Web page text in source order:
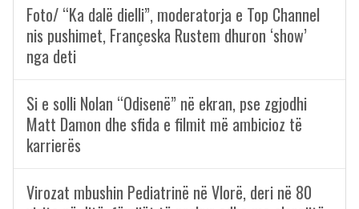
Foto/ “Ka dalë dielli”, moderatorja e Top Channel
nis pushimet, Françeska Rustem dhuron ‘show’
nga deti
Si e solli Nolan “Odisenë” në ekran, pse zgjodhi
Matt Damon dhe sfida e filmit më ambicioz të
karrierës
Virozat mbushin Pediatrinë në Vlorë, deri në 80